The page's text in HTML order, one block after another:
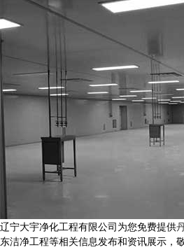
辽宁大宇净化工程有限公司为您免费提供
东洁净工程等相关信息发布和资讯展示，